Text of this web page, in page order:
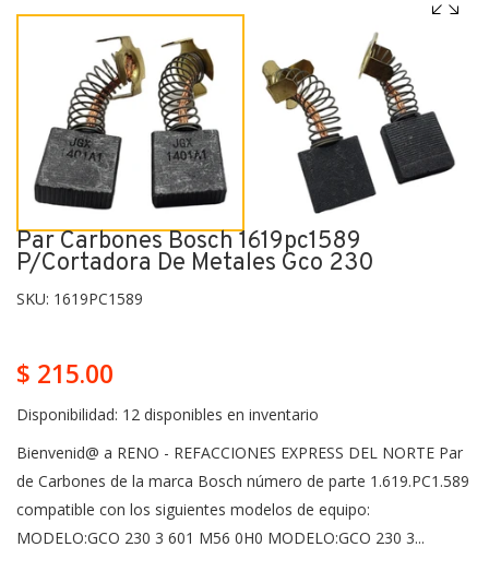
Par Carbones Bosch 1619pc1589
P/cortadora De Metales Gco 230
SKU: 1619PC1589
$ 215.00
Disponibilidad: 12 disponibles en inventario
Bienvenid@ a RENO - REFACCIONES EXPRESS DEL NORTE Par
de Carbones de la marca Bosch número de parte 1.619.PC1.589
compatible con los siguientes modelos de equipo:
MODELO:GCO 230 3 601 M56 0H0 MODELO:GCO 230 3...